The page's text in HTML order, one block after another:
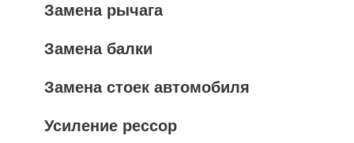
Замена рычага
Замена балки
Замена стоек автомобиля
Усиление рессор